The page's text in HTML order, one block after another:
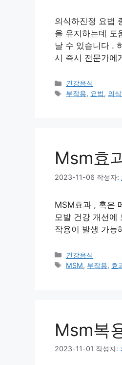
의식하진정 요법
을 유지하는데 도
날 수 있습니다 .
시 즉시 전문가에
카
테
건강음식
태
부작용, 요법, 의
Msm효
2023-11-06 작성자:
MSM효과 , 혹은
모발 건강 개선에
작용이 발생 가능
카
테
건강음식
태
MSM, 부작용, 효
Msm복
2023-11-01 작성자: